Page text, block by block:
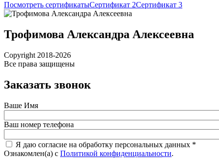
Посмотреть сертификатыСертификат 2Сертификат 3
Трофимова Александра Алексеевна
Copyright 2018-2026
Все права защищены
Заказать звонок
Ваше Имя
Ваш номер телефона
Я даю согласие на обработку персональных данных *
Ознакомлен(а) с Политикой конфиденциальности.